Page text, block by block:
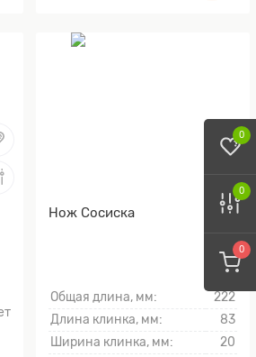
0
0
0
Нож Сосиска
Общая длина, мм:
222
Длина клинка, мм:
83
Ширина клинка, мм:
20